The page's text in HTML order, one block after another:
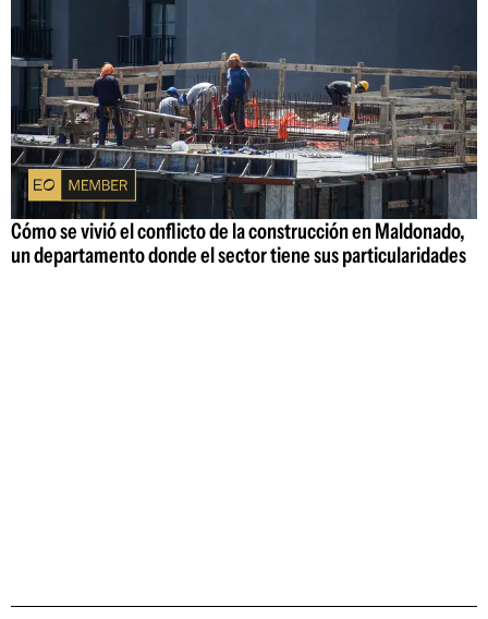
Cómo se vivió el conflicto de la construcción en Maldonado,
un departamento donde el sector tiene sus particularidades